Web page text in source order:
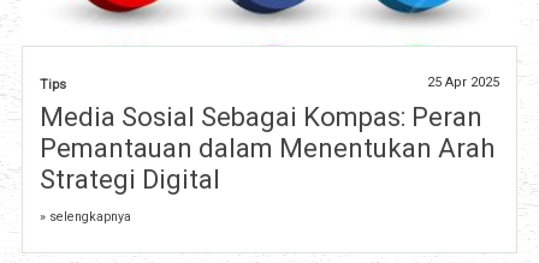
Tips 25 Apr 2025
Media Sosial Sebagai Kompas: Peran
Pemantauan dalam Menentukan Arah
Strategi Digital
» selengkapnya